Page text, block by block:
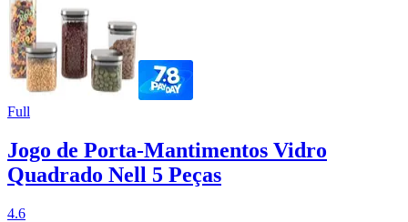
Full
Jogo de Porta-Mantimentos Vidro
Quadrado Nell 5 Peças
4.6